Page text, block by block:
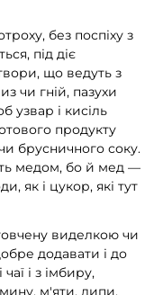
без поспіху з
під діє
що ведуть з
чи гній, пазухи
узвар і кисіль
продукту
брусничного соку.
медом, бо й мед —
як і цукор, які тут
виделкою чи
додавати і до
і з імбиру,
м'яти, липи,